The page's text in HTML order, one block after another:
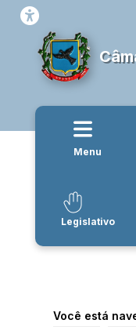
Menu
Legislativo
Você está